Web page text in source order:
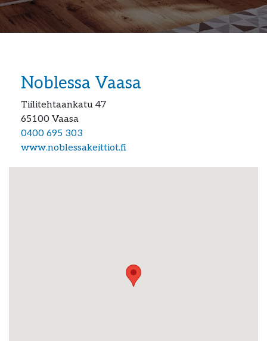
Noblessa Vaasa
Tiilitehtaankatu 47
65100 Vaasa
0400 695 303
www.noblessakeittiot.fi